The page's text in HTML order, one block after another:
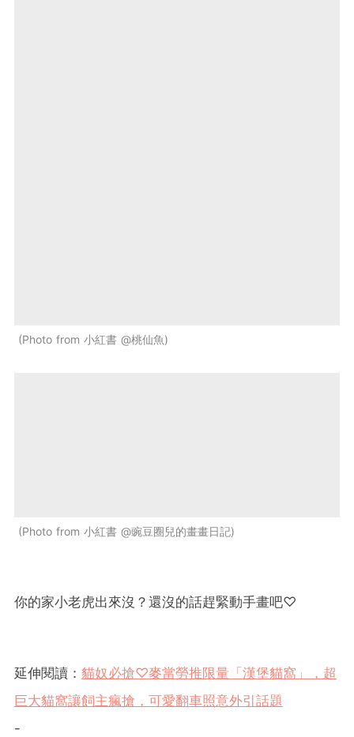
Photo from 小紅書 @桃仙魚
Photo from 小紅書 @豌豆圈兒的畫畫日記
你的家小老虎出來沒？還沒的話趕緊動手畫吧♡
延伸閱讀： 貓奴必搶♡麥當勞推限量「漢堡貓窩」，超
巨大貓窩讓飼主瘋搶，可愛翻車照意外引話題
-